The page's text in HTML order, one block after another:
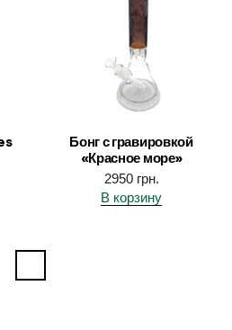
Бонг с гравировкой
«Красное море»
2950 грн.
В корзину